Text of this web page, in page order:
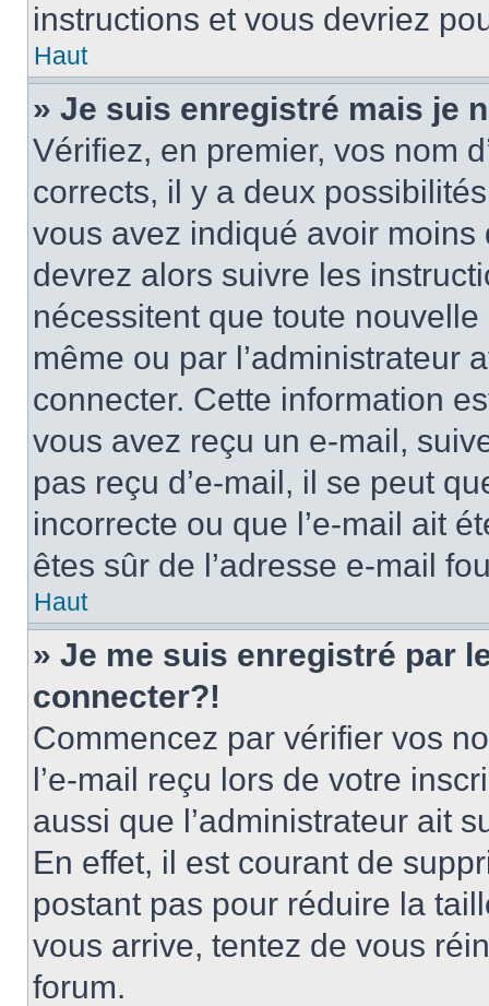
instructions et vous devriez
Haut
» Je suis enregistré mais je
Vérifiez, en premier, vos nom
corrects, il y a deux
vous avez indiqué avoir moins
devrez alors suivre les
nécessitent que toute
même ou par l’administrateur
connecter. Cette information
vous avez reçu un e-mail,
pas reçu d’e-mail, il se peut
incorrecte ou que l’e-mail ait
êtes sûr de l’adresse e-mail
Haut
» Je me suis enregistré par
connecter?!
Commencez par vérifier vos
l’e-mail reçu lors de votre
aussi que l’administrateur ait
En effet, il est courant de
postant pas pour réduire la
vous arrive, tentez de vous
forum.